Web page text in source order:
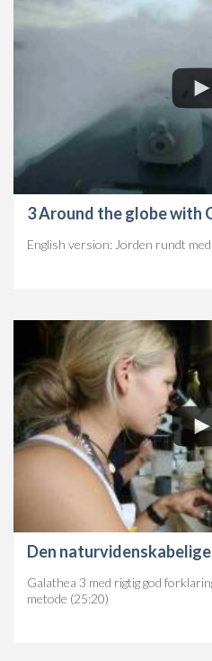
3 Around the globe with
English version: Jorden rundt
Den
Galathea 3 med rigtig god
metode (25:20)